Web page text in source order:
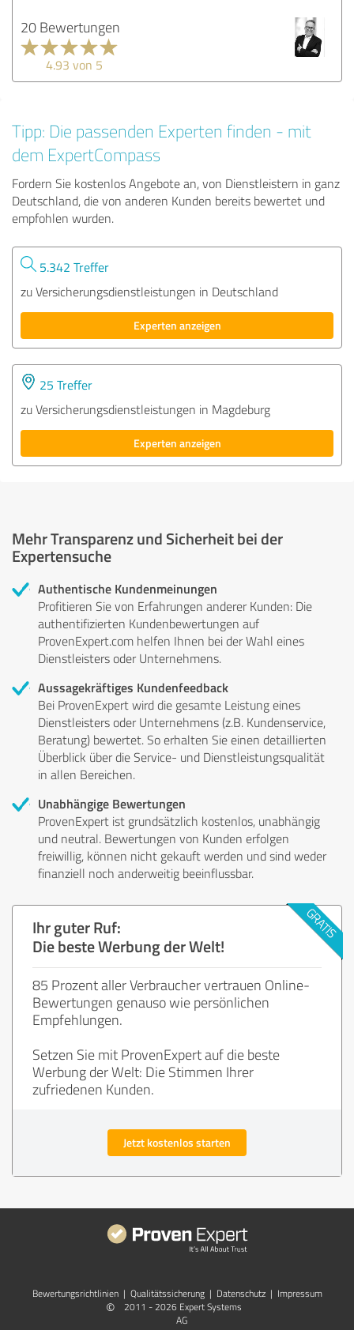
20 Bewertungen
4.93 von 5
Tipp: Die passenden Experten finden - mit
dem ExpertCompass
Fordern Sie kostenlos Angebote an, von Dienstleistern in ganz
Deutschland, die von anderen Kunden bereits bewertet und
empfohlen wurden.
5.342 Treffer
zu Versicherungsdienstleistungen in Deutschland
Experten anzeigen
25 Treffer
zu Versicherungsdienstleistungen in Magdeburg
Experten anzeigen
Mehr Transparenz und Sicherheit bei der
Expertensuche
Authentische Kundenmeinungen
Profitieren Sie von Erfahrungen anderer Kunden: Die
authentifizierten Kundenbewertungen auf
ProvenExpert.com helfen Ihnen bei der Wahl eines
Dienstleisters oder Unternehmens.
Aussagekräftiges Kundenfeedback
Bei ProvenExpert wird die gesamte Leistung eines
Dienstleisters oder Unternehmens (z.B. Kundenservice,
Beratung) bewertet. So erhalten Sie einen detaillierten
Überblick über die Service- und Dienstleistungsqualität
in allen Bereichen.
Unabhängige Bewertungen
ProvenExpert ist grundsätzlich kostenlos, unabhängig
und neutral. Bewertungen von Kunden erfolgen
freiwillig, können nicht gekauft werden und sind weder
finanziell noch anderweitig beeinflussbar.
Ihr guter Ruf:
Die beste Werbung der Welt!
85 Prozent aller Verbraucher vertrauen Online-
Bewertungen genauso wie persönlichen
Empfehlungen.
Setzen Sie mit ProvenExpert auf die beste
Werbung der Welt: Die Stimmen Ihrer
zufriedenen Kunden.
Jetzt kostenlos starten
Bewertungs­richtlinien | Qualitätssicherung | Datenschutz | Impressum
©
2011 - 2026 Expert Systems
AG